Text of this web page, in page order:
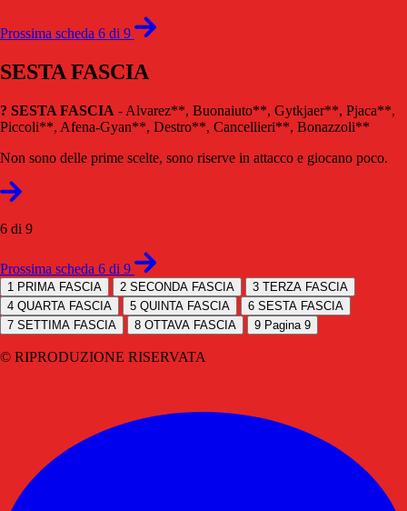
Prossima scheda 6 di 9
SESTA FASCIA
? SESTA FASCIA - Alvarez**, Buonaiuto**, Gytkjaer**, Pjaca**,
Piccoli**, Afena-Gyan**, Destro**, Cancellieri**, Bonazzoli**
Non sono delle prime scelte, sono riserve in attacco e giocano poco.
6 di 9
Prossima scheda 6 di 9
1 PRIMA FASCIA 2 SECONDA FASCIA 3 TERZA FASCIA
4 QUARTA FASCIA 5 QUINTA FASCIA 6 SESTA FASCIA
7 SETTIMA FASCIA 8 OTTAVA FASCIA 9 Pagina 9
© RIPRODUZIONE RISERVATA